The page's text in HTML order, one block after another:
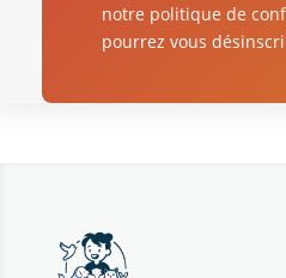
notre politique de
pourrez vous